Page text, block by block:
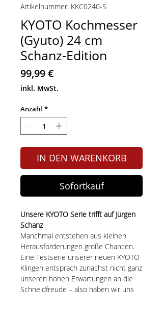
Artikelnummer: KKC0240-S
KYOTO Kochmesser
(Gyuto) 24 cm
Schanz-Edition
99,99 €
inkl. MwSt.
Anzahl *
IN DEN WARENKORB
Sofortkauf
Unsere KYOTO Serie trifft auf Jürgen
Schanz
Manchmal entstehen aus kleinen
Herausforderungen große Chancen.
Eine Testserie unserer neuen KYOTO
Klingen entsprach zunächst nicht ganz
unseren hohen Erwartungen an die
Schneidfreude – also haben wir uns